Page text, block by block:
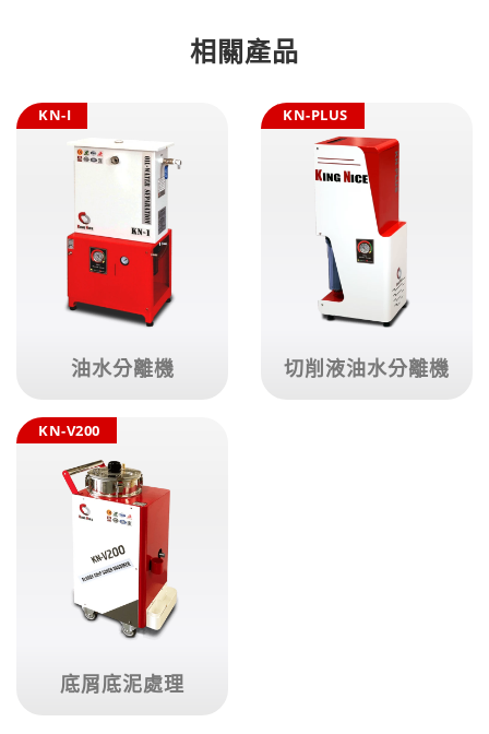
相關產品
KN-I
油水分離機
KN-PLUS
切削液油水分離機
KN-V200
底屑底泥處理